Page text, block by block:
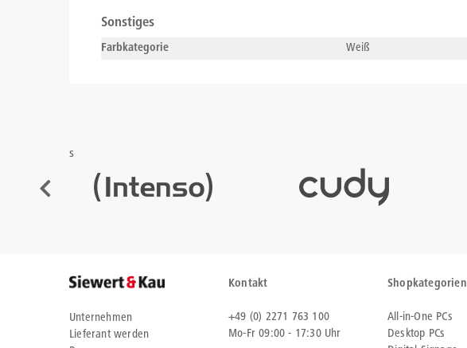
Sonstiges
Farbkategorie Weiß
s
Unternehmen
Lieferant werden
Kontakt
+49 (0) 2271 763 100
Mo-Fr 09:00 - 17:30 Uhr
Shopkategorien
All-in-One PCs
Desktop PCs